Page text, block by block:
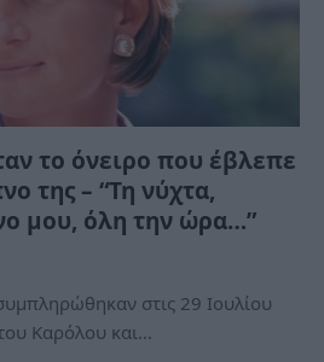
το όνειρο που έβλεπε
της – “Τη νύχτα,
μου, όλη την ώρα…”
στις 29 Ιουλίου
Καρόλου και…